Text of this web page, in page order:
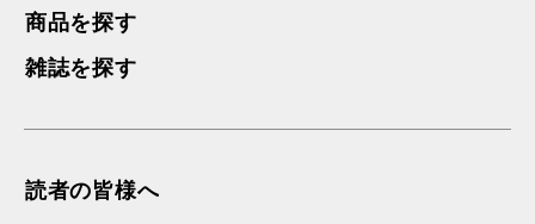
商品を探す
雑誌を探す
読者の皆様へ